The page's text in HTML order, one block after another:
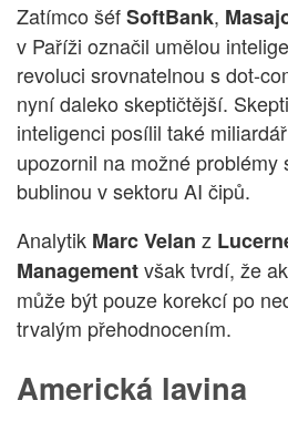
Zatímco šéfSoftBank,
v Paříži označil umělou
revoluci srovnatelnou s dot-
nyní daleko skeptičtější.
inteligenci posílil také miliardář
upozornil na možné problémy
bublinou v sektoru AI čipů.
Analytik Marc Velan z
Managementvšak tvrdí, že
může být pouze korekcí po
trvalým přehodnocením.
Americká lavina